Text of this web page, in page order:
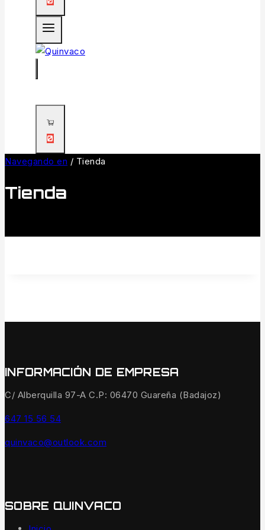
0
Navegando en / Tienda
Tienda
INFORMACIÓN DE EMPRESA
C/ Alberquilla 97-A C.P: 06470 Guareña (Badajoz)
647 15 56 54
quinvaco@outlook.com
SOBRE QUINVACO